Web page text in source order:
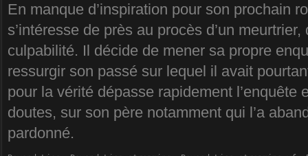
En manque d’inspiration pour son prochain
s’intéresse de près au procès d’un
culpabilité. Il décide de mener sa propre
ressurgir son passé sur lequel il avait
pour la vérité dépasse rapidement l’enquête
doutes, sur son père notamment qui l’a
pardonné.